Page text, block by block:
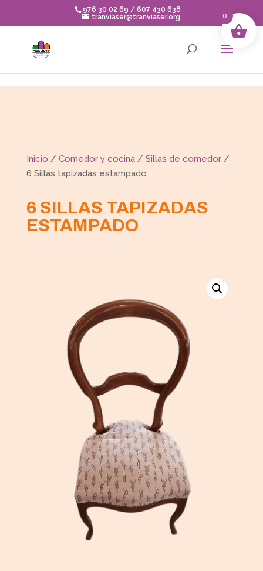
976 30 02 69 / 607 430 638
tranviaser@tranviaser.org
Inicio / Comedor y cocina/ Sillas de comedor/
6 Sillas tapizadas estampado
6 SILLAS TAPIZADAS
ESTAMPADO
0